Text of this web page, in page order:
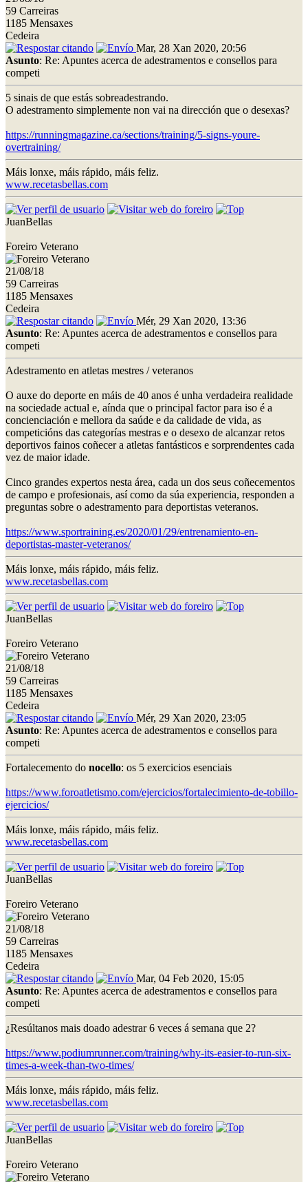
59 Carreiras
1185 Mensaxes
Cedeira
Mar, 28 Xan 2020, 20:56
Asunto: Re: Apuntes acerca de adestramentos e consellos para
competi
5 sinais de que estás sobreadestrando.
O adestramento simplemente non vai na dirección que o desexas?
https://runningmagazine.ca/sections/training/5-signs-youre-
overtraining/
Máis lonxe, máis rápido, máis feliz.
www.recetasbellas.com
JuanBellas
Foreiro Veterano
21/08/18
59 Carreiras
1185 Mensaxes
Cedeira
Mér, 29 Xan 2020, 13:36
Asunto: Re: Apuntes acerca de adestramentos e consellos para
competi
Adestramento en atletas mestres / veteranos
O auxe do deporte en máis de 40 anos é unha verdadeira realidade
na sociedade actual e, aínda que o principal factor para iso é a
concienciación e mellora da saúde e da calidade de vida, as
competicións das categorías mestras e o desexo de alcanzar retos
deportivos fainos coñecer a atletas fantásticos e sorprendentes cada
vez de maior idade.
Cinco grandes expertos nesta área, cada un dos seus coñecementos
de campo e profesionais, así como da súa experiencia, responden a
preguntas sobre o adestramento para deportistas veteranos.
https://www.sportraining.es/2020/01/29/entrenamiento-en-
deportistas-master-veteranos/
Máis lonxe, máis rápido, máis feliz.
www.recetasbellas.com
JuanBellas
Foreiro Veterano
21/08/18
59 Carreiras
1185 Mensaxes
Cedeira
Mér, 29 Xan 2020, 23:05
Asunto: Re: Apuntes acerca de adestramentos e consellos para
competi
Fortalecemento do nocello: os 5 exercicios esenciais
https://www.foroatletismo.com/ejercicios/fortalecimiento-de-tobillo-
ejercicios/
Máis lonxe, máis rápido, máis feliz.
www.recetasbellas.com
JuanBellas
Foreiro Veterano
21/08/18
59 Carreiras
1185 Mensaxes
Cedeira
Mar, 04 Feb 2020, 15:05
Asunto: Re: Apuntes acerca de adestramentos e consellos para
competi
¿Resúltanos mais doado adestrar 6 veces á semana que 2?
https://www.podiumrunner.com/training/why-its-easier-to-run-six-
times-a-week-than-two-times/
Máis lonxe, máis rápido, máis feliz.
www.recetasbellas.com
JuanBellas
Foreiro Veterano